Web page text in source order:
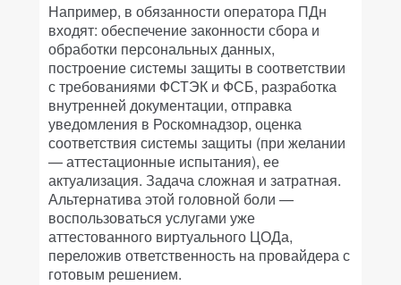
Например, в обязанности оператора ПДн
входят: обеспечение законности сбора и
обработки персональных данных,
построение системы защиты в соответствии
с требованиями ФСТЭК и ФСБ, разработка
внутренней документации, отправка
уведомления в Роскомнадзор, оценка
соответствия системы защиты (при желании
— аттестационные испытания), ее
актуализация. Задача сложная и затратная.
Альтернатива этой головной боли —
воспользоваться услугами уже
аттестованного виртуального ЦОДа,
переложив ответственность на провайдера с
готовым решением.